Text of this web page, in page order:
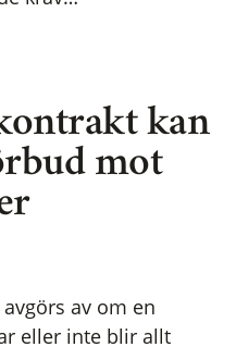
kan
mot
av om en
eller inte blir allt